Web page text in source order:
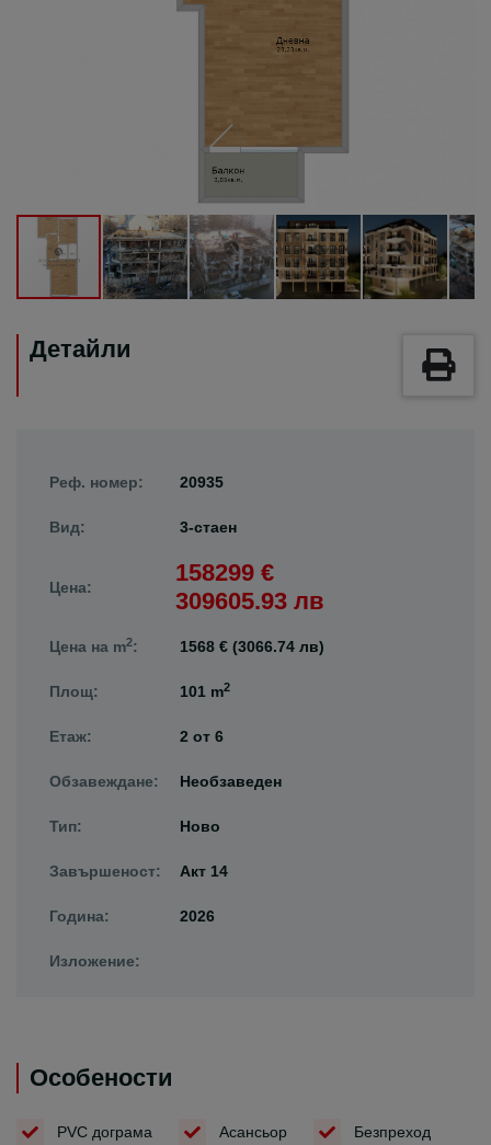
Детайли
Реф. номер: 20935
Вид: 3-стаен
Цена:
158299 €
309605.93 лв
Цена на m2: 1568 € (3066.74 лв)
Площ: 101 m2
Етаж: 2 от 6
Обзавеждане: Необзаведен
Тип: Ново
Завършеност: Акт 14
Година: 2026
Изложение:
Особености
PVC дограма Асансьор Безпреход